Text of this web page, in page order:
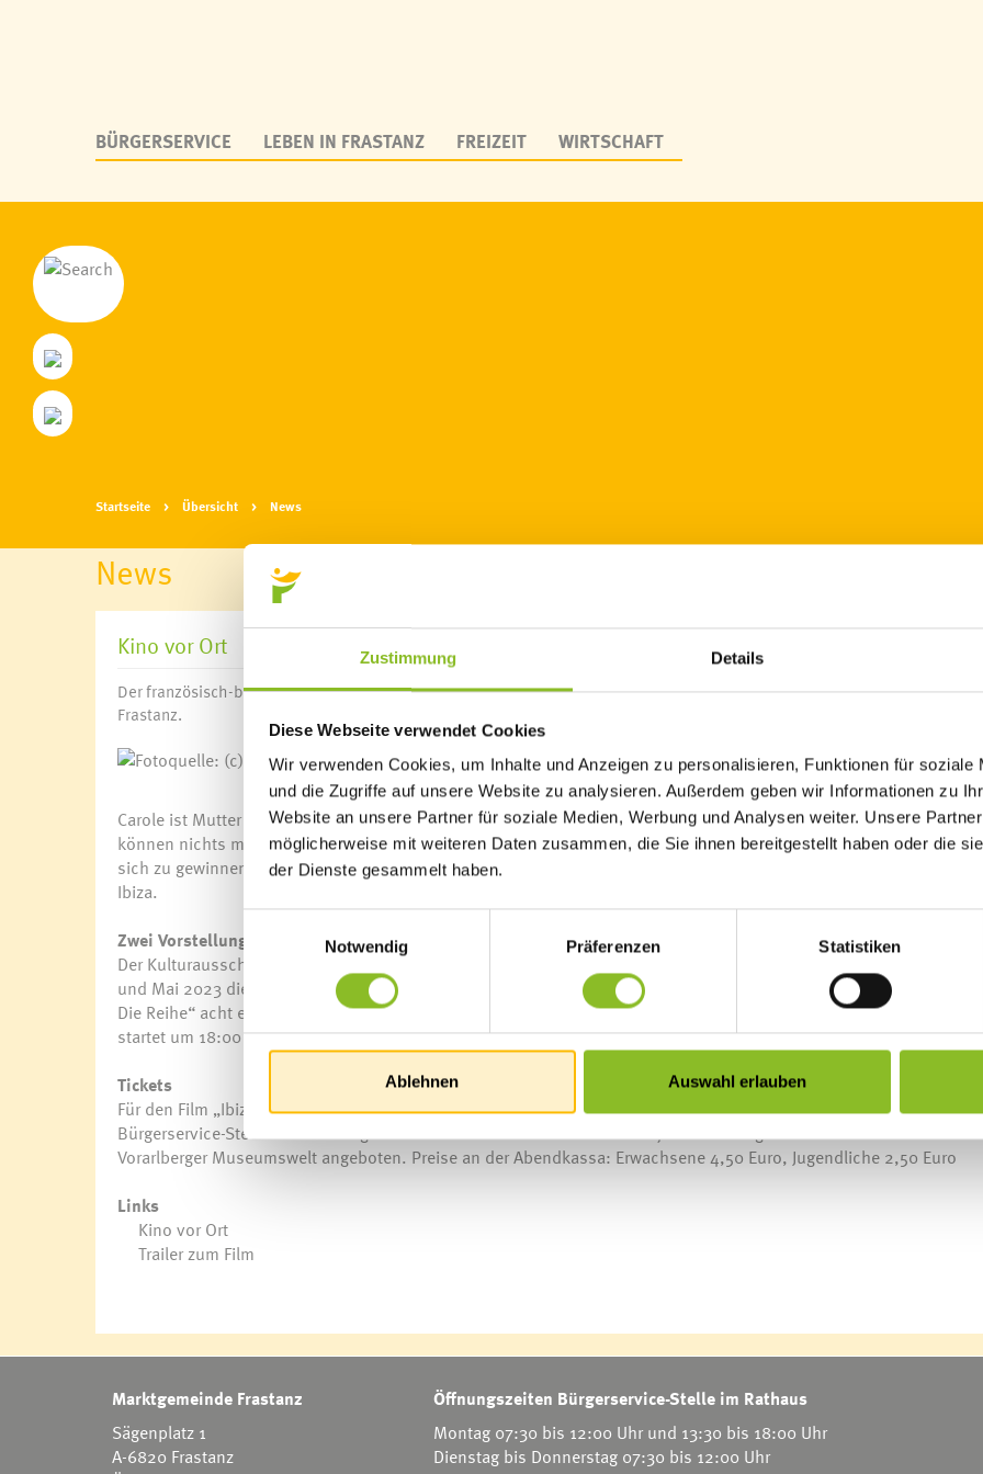
Zustimmung Details
Diese Webseite verwendet Cookies
Wir verwenden Cookies, um Inhalte und Anzeigen zu personalisieren, Funktionen für soziale
und die Zugriffe auf unsere Website zu analysieren. Außerdem geben wir Informationen zu
Website an unsere Partner für soziale Medien, Werbung und Analysen weiter. Unsere
möglicherweise mit weiteren Daten zusammen, die Sie ihnen bereitgestellt haben oder die
der Dienste gesammelt haben.
Notwendig
Präferenzen Statistiken
Ablehnen Auswahl erlauben
BÜRGERSERVICE LEBEN IN FRASTANZ FREIZEIT WIRTSCHAFT
Startseite Übersicht News
News
Kino vor Ort
Der französisch-belgische Komödie "Ibiza - Ein Urlaub mit Folgen" beschließt am 12. Mai 2023 die 10. europäische
Frastanz.
Fotoquelle: (c) Panda Lichtspiele Filmverleih
Carole ist Mutter von zwei Teenagern. Vor kurzem geschieden, beginnt sie eine Beziehung mit Philippe. Caroles
können nichts mit dem neuen Liebhaber ihrer Mutter anfangen und ignorieren ihn immer mehr. Um die
sich zu gewinnen, schlägt Philippe einen gemeinsamen Urlaub vor und so reist die Patchwork-Familie auf die
Ibiza.
Zwei Vorstellungen an einem Abend
Der Kulturausschuss und der Gemeinde-Ausschuss für Soziales und Integration veranstalten zwischen Oktober
und Mai 2023 die Filmreihe im Kinosaal der Vorarlberger Museumswelt. Insgesamt werden in Kooperation mit „EU
Die Reihe“ acht europäische Filme gezeigt. An einem Kino-Abend gibt es jeweils zwei Vorstellungen. Die erste
startet um 18:00 Uhr, die zweite um 20:00 Uhr.
Tickets
Für den Film „Ibiza – Ein Urlaub mit Folgen“ sind noch Tickets erhältlich. Im Vorverkauf können die Karten in der
Bürgerservice-Stelle im Rathaus gekauft werden. Zudem werden Tickets je nach Verfügbarkeit an der Abendkassa
Vorarlberger Museumswelt angeboten. Preise an der Abendkassa: Erwachsene 4,50 Euro, Jugendliche 2,50 Euro
Links
Kino vor Ort
Trailer zum Film
Marktgemeinde Frastanz
Sägenplatz 1
A-6820 Frastanz
Öffnungszeiten Bürgerservice-Stelle im Rathaus
Montag 07:30 bis 12:00 Uhr und 13:30 bis 18:00 Uhr
Dienstag bis Donnerstag 07:30 bis 12:00 Uhr